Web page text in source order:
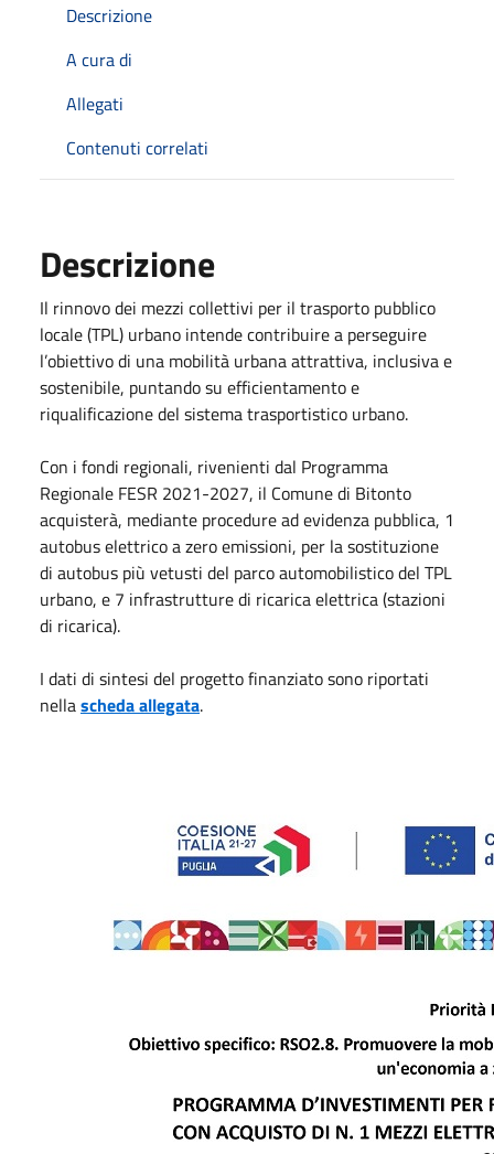
Descrizione
A cura di
Allegati
Contenuti correlati
Descrizione
Il rinnovo dei mezzi collettivi per il trasporto pubblico
locale (TPL) urbano intende contribuire a perseguire
l’obiettivo di una mobilità urbana attrattiva, inclusiva e
sostenibile, puntando su efficientamento e
riqualificazione del sistema trasportistico urbano.
Con i fondi regionali, rivenienti dal Programma
Regionale FESR 2021-2027, il Comune di Bitonto
acquisterà, mediante procedure ad evidenza pubblica, 1
autobus elettrico a zero emissioni, per la sostituzione
di autobus più vetusti del parco automobilistico del TPL
urbano, e 7 infrastrutture di ricarica elettrica (stazioni
di ricarica).
I dati di sintesi del progetto finanziato sono riportati
nellascheda allegata.